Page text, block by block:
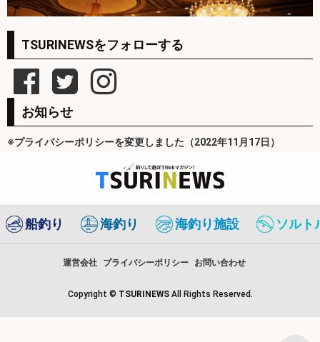
TSURINEWSをフォローする
お知らせ
※プライバシーポリシーを変更しました（2022年11月17日）
船釣り 海釣り 海釣り施設 ソルト
運営会社 プライバシーポリシー お問い合わせ
Copyright © TSURINEWS All Rights Reserved.